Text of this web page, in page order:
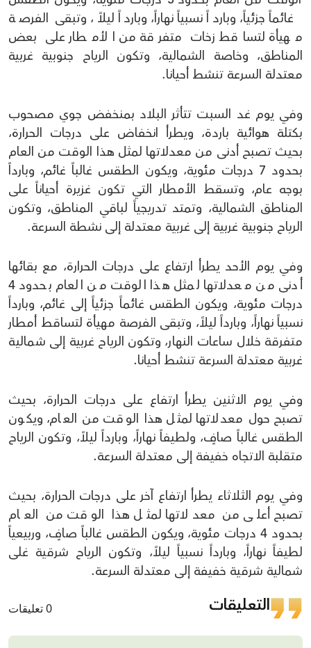
غائماً جزئياً، وبارداً نسبياً نهاراً، وبارداً ليلاً، وتبقى الفرصة
مهيأة لتساقط زخات متفرقة من الأمطار على بعض
المناطق، وخاصة الشمالية، وتكون الرياح جنوبية غربية
معتدلة السرعة تنشط أحيانا.
وفي يوم غد السبت تتأثر البلاد بمنخفض جوي مصحوب
بكتلة هوائية باردة، ويطرأ انخفاض على درجات الحرارة،
بحيث تصبح أدنى من معدلاتها لمثل هذا الوقت من العام
بحدود 7 درجات مئوية، ويكون الطقس غالباً غائم، وبارداً
بوجه عام، وتسقط الأمطار التي تكون غزيرة أحياناً على
المناطق الشمالية، وتمتد تدريجياً لباقي المناطق، وتكون
الرياح جنوبية غربية إلى غربية معتدلة إلى نشطة السرعة.
وفي يوم الأحد يطرأ ارتفاع على درجات الحرارة، مع بقائها
أدنى من معدلاتها لمثل هذا الوقت من العام بحدود 4
درجات مئوية، ويكون الطقس غائماً جزئياً إلى غائم، وبارداً
نسبياً نهاراً، وبارداً ليلاً، وتبقى الفرصة مهيأة لتساقط أمطار
متفرقة خلال ساعات النهار، وتكون الرياح غربية إلى شمالية
غربية معتدلة السرعة تنشط أحيانا.
وفي يوم الاثنين يطرأ ارتفاع على درجات الحرارة، بحيث
تصبح حول معدلاتها لمثل هذا الوقت من العام، ويكون
الطقس غالباً صافٍ، ولطيفاً نهاراً، وبارداً ليلاً، وتكون الرياح
متقلبة الاتجاه خفيفة إلى معتدلة السرعة.
وفي يوم الثلاثاء يطرأ ارتفاع آخر على درجات الحرارة، بحيث
تصبح أعلى من معدلاتها لمثل هذا الوقت من العام
بحدود 4 درجات مئوية، ويكون الطقس غالباً صافٍ، وربيعياً
لطيفاً نهاراً، وبارداً نسبياً ليلاً، وتكون الرياح شرقية غلى
شمالية شرقية خفيفة إلى معتدلة السرعة.
التعليقات 0 تعليقات